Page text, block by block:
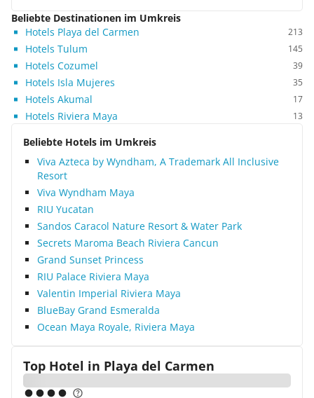
Beliebte Destinationen im Umkreis
Hotels Playa del Carmen
213
Hotels Tulum 145
Hotels Cozumel 39
Hotels Isla Mujeres 35
Hotels Akumal 17
Hotels Riviera Maya 13
Beliebte Hotels im Umkreis
Viva Azteca by Wyndham, A Trademark All Inclusive
Resort
Viva Wyndham Maya
RIU Yucatan
Sandos Caracol Nature Resort & Water Park
Secrets Maroma Beach Riviera Cancun
Grand Sunset Princess
RIU Palace Riviera Maya
Valentin Imperial Riviera Maya
BlueBay Grand Esmeralda
Ocean Maya Royale, Riviera Maya
Top Hotel in Playa del Carmen